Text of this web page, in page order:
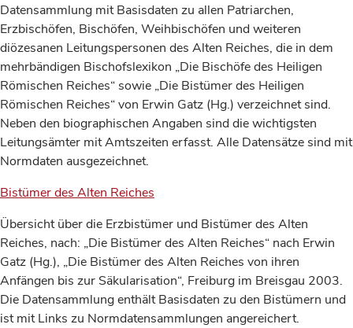
Datensammlung mit Basisdaten zu allen Patriarchen,
Erzbischöfen, Bischöfen, Weihbischöfen und weiteren
diözesanen Leitungspersonen des Alten Reiches, die in dem
mehrbändigen Bischofslexikon „Die Bischöfe des Heiligen
Römischen Reiches“ sowie „Die Bistümer des Heiligen
Römischen Reiches“ von Erwin Gatz (Hg.) verzeichnet sind.
Neben den biographischen Angaben sind die wichtigsten
Leitungsämter mit Amtszeiten erfasst. Alle Datensätze sind mit
Normdaten ausgezeichnet.
Bistümer des Alten Reiches
Übersicht über die Erzbistümer und Bistümer des Alten
Reiches, nach: „Die Bistümer des Alten Reiches“ nach Erwin
Gatz (Hg.), „Die Bistümer des Alten Reiches von ihren
Anfängen bis zur Säkularisation“, Freiburg im Breisgau 2003.
Die Datensammlung enthält Basisdaten zu den Bistümern und
ist mit Links zu Normdatensammlungen angereichert.